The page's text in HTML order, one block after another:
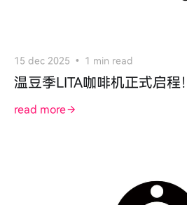
15 dec 2025 1 min read
温豆季LITA咖啡机正式启程！
read more